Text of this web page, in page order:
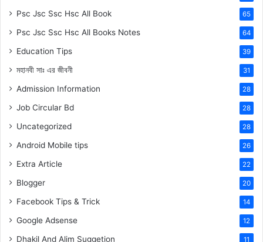
Psc Jsc Ssc Hsc All Book 65
Psc Jsc Ssc Hsc All Books Notes 64
Education Tips 39
মহানবী সাঃ এর জীবনী 31
Admission Information 28
Job Circular Bd 28
Uncategorized 28
Android Mobile tips 26
Extra Article 22
Blogger 20
Facebook Tips & Trick 14
Google Adsense 12
Dhakil And Alim Suggetion 11